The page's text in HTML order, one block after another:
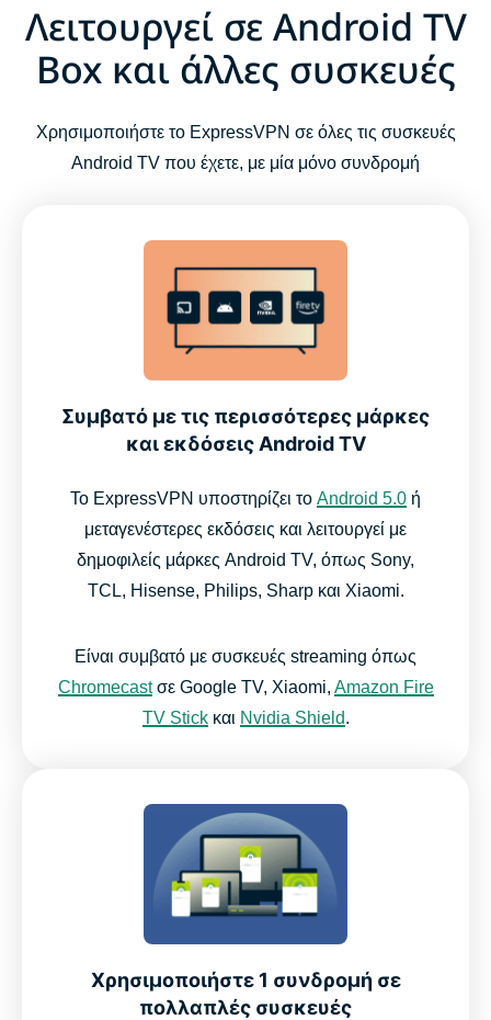
Λειτουργεί σε Android TV
Box και άλλες συσκευές
Χρησιμοποιήστε το ExpressVPN σε όλες τις συσκευές
Android TV που έχετε, με μία μόνο συνδρομή
Συμβατό με τις περισσότερες μάρκες
και εκδόσεις Android TV
Το ExpressVPN υποστηρίζει το Android 5.0 ή
μεταγενέστερες εκδόσεις και λειτουργεί με
δημοφιλείς μάρκες Android TV, όπως Sony,
TCL, Hisense, Philips, Sharp και Xiaomi.
Είναι συμβατό με συσκευές streaming όπως
Chromecastσε Google TV, Xiaomi, Amazon Fire
TV Stickκαι Nvidia Shield.
Χρησιμοποιήστε 1 συνδρομή σε
πολλαπλές συσκευές